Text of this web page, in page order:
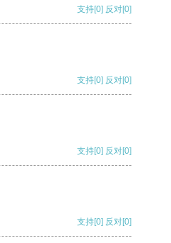
支持[0] 反对[0]
支持[0] 反对[0]
支持[0] 反对[0]
支持[0] 反对[0]